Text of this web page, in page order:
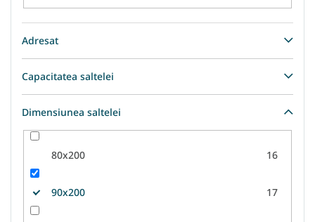
Adresat
Capacitatea saltelei
Dimensiunea saltelei
80x200 16
90x200 17